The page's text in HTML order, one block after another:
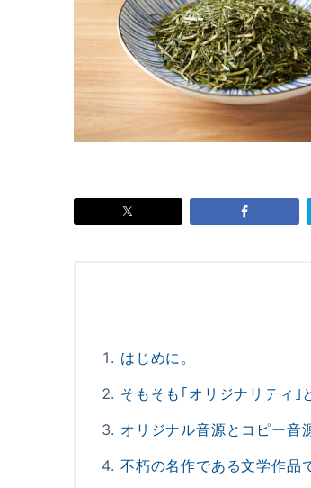
はじめに。
そもそも｢オリジナリティ｣
オリジナル音源とコピー音
不朽の名作である文学作品